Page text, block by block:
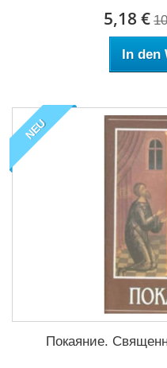
5,18 €
In den
NEU
Покаяние.